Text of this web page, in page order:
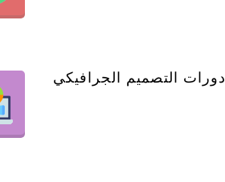
دورات التصميم الجرافيكي